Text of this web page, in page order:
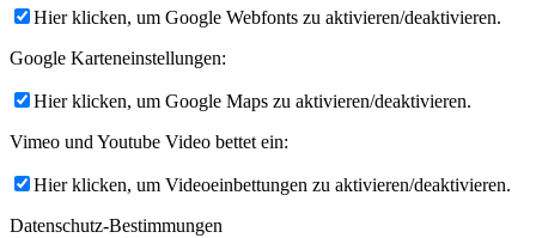
Hier klicken, um Google Webfonts zu aktivieren/deaktivieren.
Google Karteneinstellungen:
Hier klicken, um Google Maps zu aktivieren/deaktivieren.
Vimeo und Youtube Video bettet ein:
Hier klicken, um Videoeinbettungen zu aktivieren/deaktivieren.
Datenschutz-Bestimmungen